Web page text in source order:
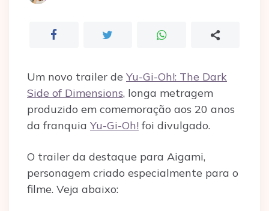
Um novo trailer de Yu-Gi-Oh!: The Dark
Side of Dimensions, longa metragem
produzido em comemoração aos 20 anos
da franquia Yu-Gi-Oh! foi divulgado.
O trailer da destaque para Aigami,
personagem criado especialmente para o
filme. Veja abaixo: